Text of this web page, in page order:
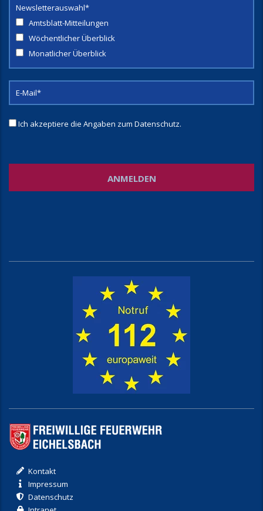
Newsletterauswahl*
Amtsblatt-Mitteilungen
Wöchentlicher Überblick
Monatlicher Überblick
Ich akzeptiere die Angaben zum Datenschutz.
Kontakt
Impressum
Datenschutz